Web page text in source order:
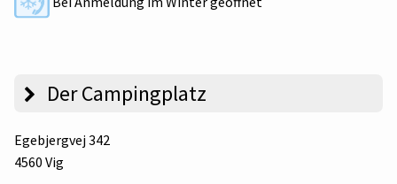
Der Campingplatz
Egebjergvej 342
4560 Vig